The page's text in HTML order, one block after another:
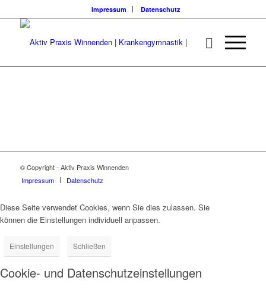
Impressum Datenschutz
© Copyright - Aktiv Praxis Winnenden
Impressum
Datenschutz
Diese Seite verwendet Cookies, wenn Sie dies zulassen. Sie
können die Einstellungen individuell anpassen.
Einstellungen Schließen
Cookie- und Datenschutzeinstellungen